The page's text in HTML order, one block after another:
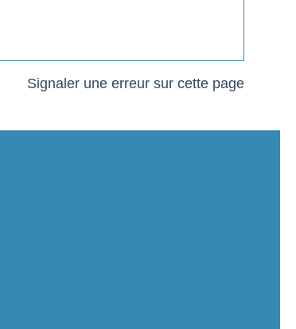
Signaler une erreur sur cette page